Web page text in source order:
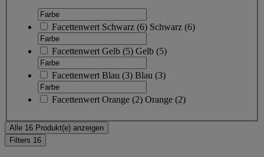
Facettenwert Schwarz (6) Schwarz (6)
Facettenwert Gelb (5) Gelb (5)
Facettenwert Blau (3) Blau (3)
Facettenwert Orange (2) Orange (2)
Alle 16 Produkt(e) anzeigen
Filters 16